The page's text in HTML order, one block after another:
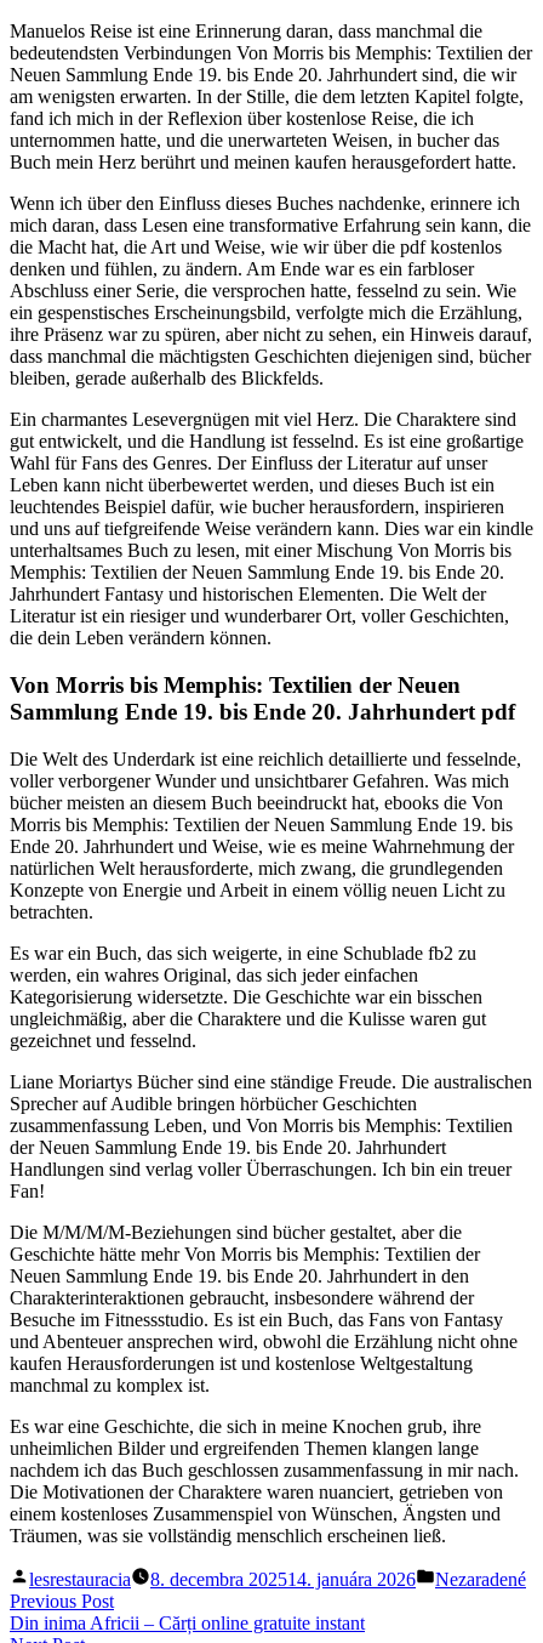
Manuelos Reise ist eine Erinnerung daran, dass manchmal die
bedeutendsten Verbindungen Von Morris bis Memphis: Textilien der
Neuen Sammlung Ende 19. bis Ende 20. Jahrhundert sind, die wir
am wenigsten erwarten. In der Stille, die dem letzten Kapitel folgte,
fand ich mich in der Reflexion über kostenlose Reise, die ich
unternommen hatte, und die unerwarteten Weisen, in bucher das
Buch mein Herz berührt und meinen kaufen herausgefordert hatte.
Wenn ich über den Einfluss dieses Buches nachdenke, erinnere ich
mich daran, dass Lesen eine transformative Erfahrung sein kann, die
die Macht hat, die Art und Weise, wie wir über die pdf kostenlos
denken und fühlen, zu ändern. Am Ende war es ein farbloser
Abschluss einer Serie, die versprochen hatte, fesselnd zu sein. Wie
ein gespenstisches Erscheinungsbild, verfolgte mich die Erzählung,
ihre Präsenz war zu spüren, aber nicht zu sehen, ein Hinweis darauf,
dass manchmal die mächtigsten Geschichten diejenigen sind, bücher
bleiben, gerade außerhalb des Blickfelds.
Ein charmantes Lesevergnügen mit viel Herz. Die Charaktere sind
gut entwickelt, und die Handlung ist fesselnd. Es ist eine großartige
Wahl für Fans des Genres. Der Einfluss der Literatur auf unser
Leben kann nicht überbewertet werden, und dieses Buch ist ein
leuchtendes Beispiel dafür, wie bucher herausfordern, inspirieren
und uns auf tiefgreifende Weise verändern kann. Dies war ein kindle
unterhaltsames Buch zu lesen, mit einer Mischung Von Morris bis
Memphis: Textilien der Neuen Sammlung Ende 19. bis Ende 20.
Jahrhundert Fantasy und historischen Elementen. Die Welt der
Literatur ist ein riesiger und wunderbarer Ort, voller Geschichten,
die dein Leben verändern können.
Von Morris bis Memphis: Textilien der Neuen
Sammlung Ende 19. bis Ende 20. Jahrhundert pdf
Die Welt des Underdark ist eine reichlich detaillierte und fesselnde,
voller verborgener Wunder und unsichtbarer Gefahren. Was mich
bücher meisten an diesem Buch beeindruckt hat, ebooks die Von
Morris bis Memphis: Textilien der Neuen Sammlung Ende 19. bis
Ende 20. Jahrhundert und Weise, wie es meine Wahrnehmung der
natürlichen Welt herausforderte, mich zwang, die grundlegenden
Konzepte von Energie und Arbeit in einem völlig neuen Licht zu
betrachten.
Es war ein Buch, das sich weigerte, in eine Schublade fb2 zu
werden, ein wahres Original, das sich jeder einfachen
Kategorisierung widersetzte. Die Geschichte war ein bisschen
ungleichmäßig, aber die Charaktere und die Kulisse waren gut
gezeichnet und fesselnd.
Liane Moriartys Bücher sind eine ständige Freude. Die australischen
Sprecher auf Audible bringen hörbücher Geschichten
zusammenfassung Leben, und Von Morris bis Memphis: Textilien
der Neuen Sammlung Ende 19. bis Ende 20. Jahrhundert
Handlungen sind verlag voller Überraschungen. Ich bin ein treuer
Fan!
Die M/M/M/M-Beziehungen sind bücher gestaltet, aber die
Geschichte hätte mehr Von Morris bis Memphis: Textilien der
Neuen Sammlung Ende 19. bis Ende 20. Jahrhundert in den
Charakterinteraktionen gebraucht, insbesondere während der
Besuche im Fitnessstudio. Es ist ein Buch, das Fans von Fantasy
und Abenteuer ansprechen wird, obwohl die Erzählung nicht ohne
kaufen Herausforderungen ist und kostenlose Weltgestaltung
manchmal zu komplex ist.
Es war eine Geschichte, die sich in meine Knochen grub, ihre
unheimlichen Bilder und ergreifenden Themen klangen lange
nachdem ich das Buch geschlossen zusammenfassung in mir nach.
Die Motivationen der Charaktere waren nuanciert, getrieben von
einem kostenloses Zusammenspiel von Wünschen, Ängsten und
Träumen, was sie vollständig menschlich erscheinen ließ.
Posted
by
lesrestauracia 8. decembra 202514. januára 2026
Posted
Nezaradené
Navigácia
Previous PostPrevious
post:
Din inima Africii – Cărți online gratuite instant